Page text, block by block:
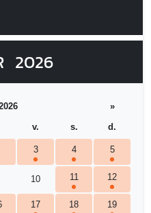
2026
»
v. s. d.
3 4 5
10 11 12
17 18 19